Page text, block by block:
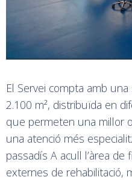
El Servei compta amb
2.100 m², distribuïda en
que permeten una millor
una atenció més
passadís A acull l’àrea
externes de rehabilitació,